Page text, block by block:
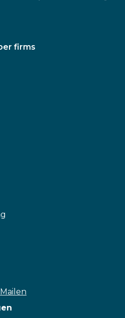
firms
Mailen